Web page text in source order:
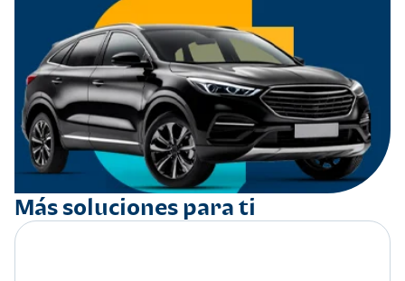
Más soluciones para ti